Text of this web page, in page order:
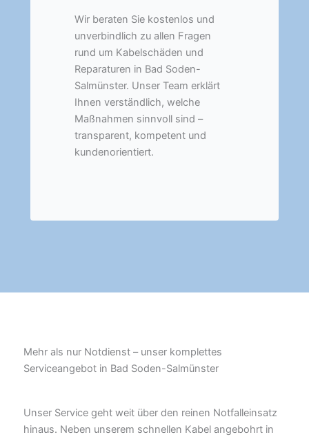
Wir beraten Sie kostenlos und
unverbindlich zu allen Fragen
rund um Kabelschäden und
Reparaturen in Bad Soden-
Salmünster. Unser Team erklärt
Ihnen verständlich, welche
Maßnahmen sinnvoll sind –
transparent, kompetent und
kundenorientiert.
Mehr als nur Notdienst – unser komplettes
Serviceangebot in Bad Soden-Salmünster
Unser Service geht weit über den reinen Notfalleinsatz
hinaus. Neben unserem schnellen Kabel angebohrt in